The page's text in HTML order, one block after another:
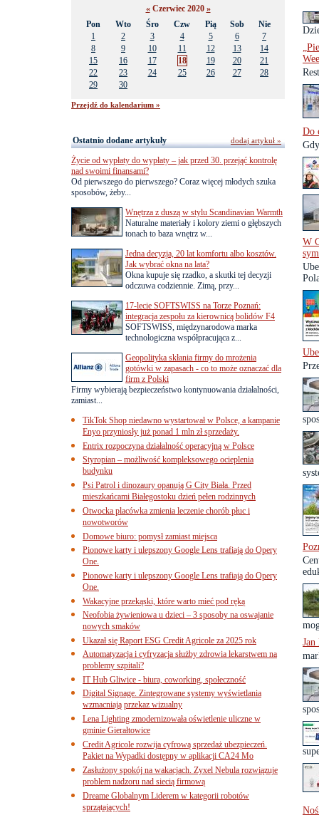
Do
W
«Czerwiec 2020 »
Pon
Wto Śro Czw Pią Sob
Nie
1
2 3 4 5 6
7
8
9 10 11 12 13
14
15
16 17 18 19 20
21
22
23 24 25 26 27
28
29
30
Przejdź do kalendarium »
Ostatnio dodane artykuły
Życie od wypłaty do wypłaty – jak przed 30. przejąć kontrolę
nad swoimi finansami?
Od pierwszego do pierwszego? Coraz więcej młodych szuka
sposobów, żeby...
Wnętrza z duszą w stylu Scandinavian Warmth
Naturalne materiały i kolory ziemi o głębszych
tonach to baza wnętrz w...
Jedna decyzja, 20 lat komfortu albo kosztów.
Jak wybrać okna na lata?
Okna kupuje się rzadko, a skutki tej decyzji
odczuwa codziennie. Zimą, przy...
17-lecie SOFTSWISS na Torze Poznań:
integracja zespołu za kierownicą bolidów F4
SOFTSWISS, międzynarodowa marka
technologiczna współpracująca z...
Geopolityka skłania firmy do mrożenia
gotówki w zapasach - co to może oznaczać dla
firm z Polski
Firmy wybierają bezpieczeństwo kontynuowania działalności,
zamiast...
TikTok Shop niedawno wystartował w Polsce, a kampanie
Enyo przyniosły już ponad 1 mln zł sprzedaży.
Entrix rozpoczyna działalność operacyjną w Polsce
Styropian – możliwość kompleksowego ocieplenia
budynku
Psi Patrol i dinozaury opanują G City Biała. Przed
mieszkańcami Białegostoku dzień pełen rodzinnych
Otwocka placówka zmienia leczenie chorób płuc i
nowotworów
Domowe biuro: pomysł zamiast miejsca
Pionowe karty i ulepszony Google Lens trafiają do Opery
One.
Pionowe karty i ulepszony Google Lens trafiają do Opery
One.
Wakacyjne przekąski, które warto mieć pod ręką
Neofobia żywieniowa u dzieci – 3 sposoby na oswajanie
nowych smaków
Ukazał się Raport ESG Credit Agricole za 2025 rok
Automatyzacja i cyfryzacja służby zdrowia lekarstwem na
problemy szpitali?
IT Hub Gliwice - biura, coworking, społeczność
Digital Signage. Zintegrowane systemy wyświetlania
wzmacniają przekaz wizualny
Lena Lighting zmodernizowała oświetlenie uliczne w
gminie Gierałtowice
Credit Agricole rozwija cyfrową sprzedaż ubezpieczeń.
Pakiet na Wypadki dostępny w aplikacji CA24 Mo
Zasłużony spokój na wakacjach. Zyxel Nebula rozwiązuje
problem nadzoru nad siecią firmową
Dreame Globalnym Liderem w kategorii robotów
sprzątających!
dodaj artykuł »